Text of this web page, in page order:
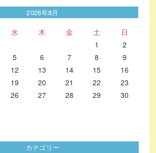
2026年8月
水 木 金 土
日
1
2
5 6 7 8
9
12 13 14 15
16
19 20 21 22
23
26 27 28 29
30
カテゴリー